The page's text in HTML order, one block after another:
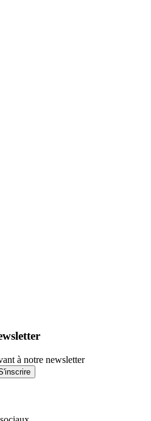
à notre newsletter